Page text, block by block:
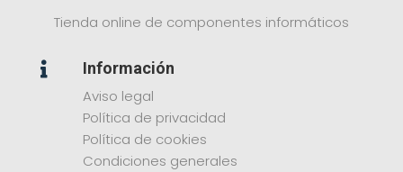
Tienda online de componentes informáticos

Información
Aviso legal
Política de privacidad
Política de cookies
Condiciones generales